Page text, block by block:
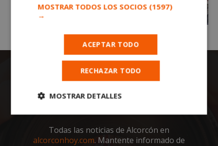
Todas las noticias de Alcorcón en
alcorconhoy.com. Mantente informado de
MOSTRAR TODOS LOS SOCIOS (1597)
→
ACEPTAR TODO
RECHAZAR TODO
MOSTRAR DETALLES
Cookies
necesarias
Cookies de